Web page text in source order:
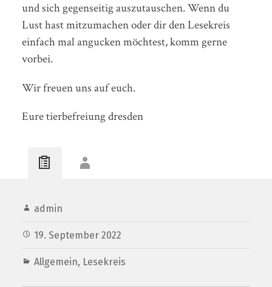
und sich gegenseitig auszutauschen. Wenn du
Lust hast mitzumachen oder dir den Lesekreis
einfach mal angucken möchtest, komm gerne
vorbei.
Wir freuen uns auf euch.
Eure tierbefreiung dresden
admin
19. September 2022
Allgemein, Lesekreis